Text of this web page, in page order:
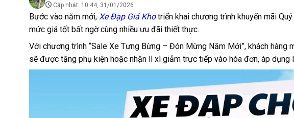
Cập nhật: 10:44, 31/01/2026
Bước vào năm mới, Xe Đạp Giá Khotriển khai chương trình khuyến mãi
mức giá tốt bất ngờ cùng nhiều ưu đãi thiết thực.
Với chương trình “Sale Xe Tưng Bừng – Đón Mừng Năm Mới”, khách
sẽ được tặng phụ kiện hoặc nhận lì xì giảm trực tiếp vào hóa đơn, áp dụng